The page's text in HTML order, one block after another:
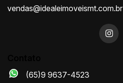
vendas@idealeimoveismt.com.br
(65)9 9637-4523